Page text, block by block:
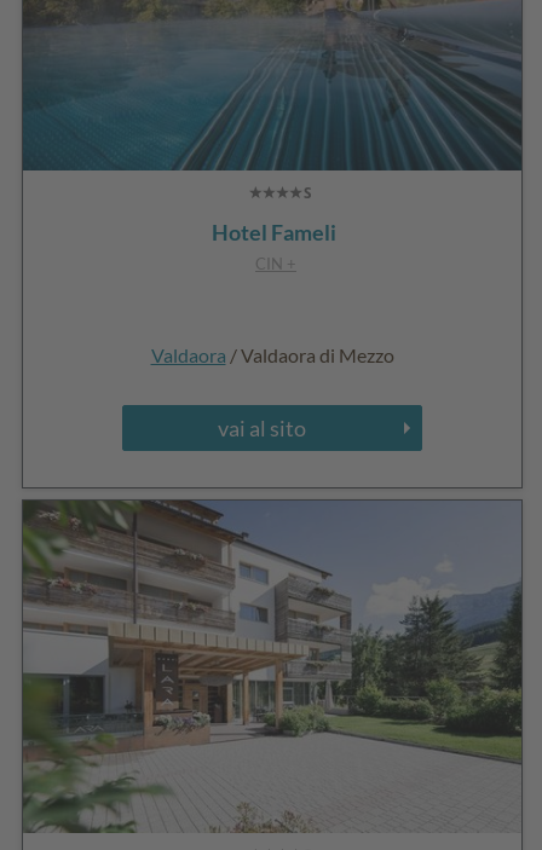
Hotel Fameli
CIN +
Valdaora / Valdaora di Mezzo
vai al sito